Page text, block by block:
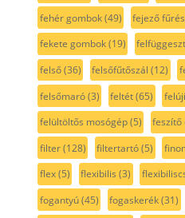
fehér gombok(49) fejező
fekete gombok(19)
felső(36) felsőfűtőszál (12)
felsőmaró(3) feltét(65)
felültöltős mosógép(5) feszítő
filter(128) filtertartó(5)
flex(5) flexibilis (3)
fogantyú(45) fogaskerék(31)